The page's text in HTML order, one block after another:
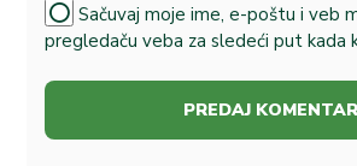
Sačuvaj moje ime, e-poštu i veb
pregledaču veba za sledeći put kada